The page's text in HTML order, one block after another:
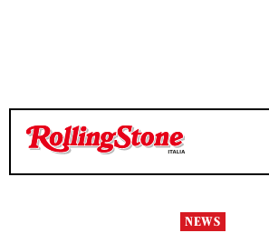
TEMPO DI LETTURA 3 MINUTI
TEMPO DI LETTURA 3 MINUTI
NEWS